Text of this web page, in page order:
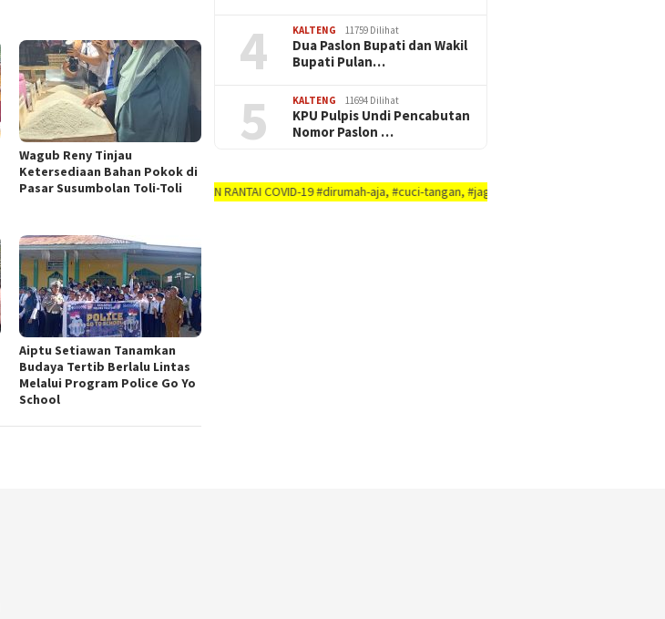
Wagub Reny Tinjau
Ketersediaan Bahan Pokok di
Pasar Susumbolan Toli-Toli
Aiptu Setiawan Tanamkan
Budaya Tertib Berlalu Lintas
Melalui Program Police Go Yo
School
4 KALTENG 11759 Dilihat
Dua Paslon Bupati dan Wakil
Bupati Pulan…
5 KALTENG 11694 Dilihat
KPU Pulpis Undi Pencabutan
Nomor Paslon …
AYO PUTUSKAN RANTAI COVID-19 #dirumah-aja, #cuci-tangan, #jaga-jarak, #jaga-imunitas-tubuh, #rajin-